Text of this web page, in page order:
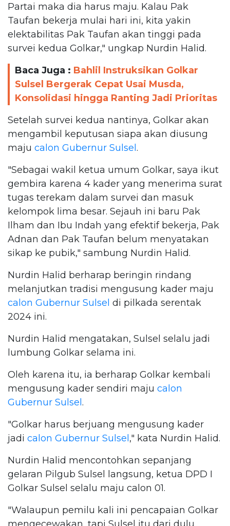
Partai maka dia harus maju. Kalau Pak
Taufan bekerja mulai hari ini, kita yakin
elektabilitas Pak Taufan akan tinggi pada
survei kedua Golkar," ungkap Nurdin Halid.
Baca Juga : Bahlil Instruksikan Golkar
Sulsel Bergerak Cepat Usai Musda,
Konsolidasi hingga Ranting Jadi Prioritas
Setelah survei kedua nantinya, Golkar akan
mengambil keputusan siapa akan diusung
maju calon Gubernur Sulsel.
"Sebagai wakil ketua umum Golkar, saya ikut
gembira karena 4 kader yang menerima surat
tugas terekam dalam survei dan masuk
kelompok lima besar. Sejauh ini baru Pak
Ilham dan Ibu Indah yang efektif bekerja, Pak
Adnan dan Pak Taufan belum menyatakan
sikap ke pubik," sambung Nurdin Halid.
Nurdin Halid berharap beringin rindang
melanjutkan tradisi mengusung kader maju
calon Gubernur Sulsel di pilkada serentak
2024 ini.
Nurdin Halid mengatakan, Sulsel selalu jadi
lumbung Golkar selama ini.
Oleh karena itu, ia berharap Golkar kembali
mengusung kader sendiri maju calon
Gubernur Sulsel.
"Golkar harus berjuang mengusung kader
jadi calon Gubernur Sulsel," kata Nurdin Halid.
Nurdin Halid mencontohkan sepanjang
gelaran Pilgub Sulsel langsung, ketua DPD I
Golkar Sulsel selalu maju calon 01.
"Walaupun pemilu kali ini pencapaian Golkar
mengecewakan, tapi Sulsel itu dari dulu